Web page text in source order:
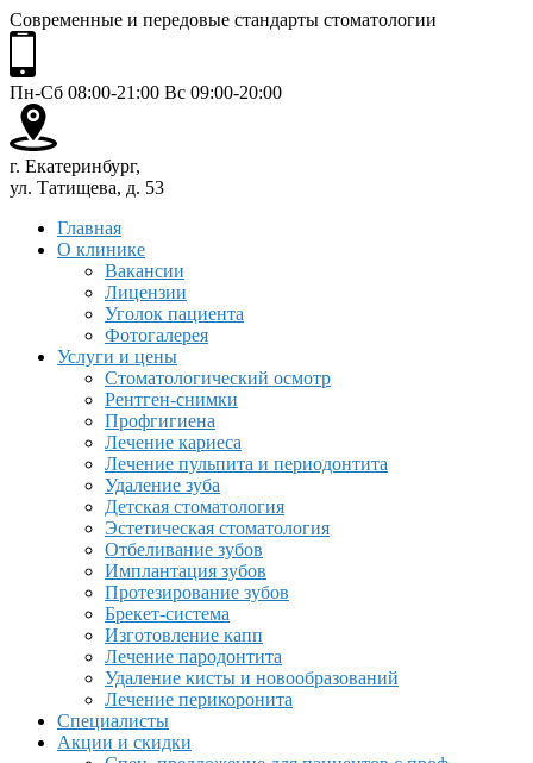
Современные и передовые стандарты стоматологии
Пн-Сб 08:00-21:00 Вс 09:00-20:00
г. Екатеринбург,
ул. Татищева, д. 53
Главная
О клинике
Вакансии
Лицензии
Уголок пациента
Фотогалерея
Услуги и цены
Стоматологический осмотр
Рентген-снимки
Профгигиена
Лечение кариеса
Лечение пульпита и периодонтита
Удаление зуба
Детская стоматология
Эстетическая стоматология
Отбеливание зубов
Имплантация зубов
Протезирование зубов
Брекет-система
Изготовление капп
Лечение пародонтита
Удаление кисты и новообразований
Лечение перикоронита
Специалисты
Акции и скидки